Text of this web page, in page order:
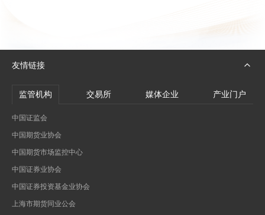
友情链接
监管机构 交易所 媒体企业 产业门户
中国证监会
中国期货业协会
中国期货市场监控中心
中国证券业协会
中国证券投资基金业协会
上海市期货同业公会